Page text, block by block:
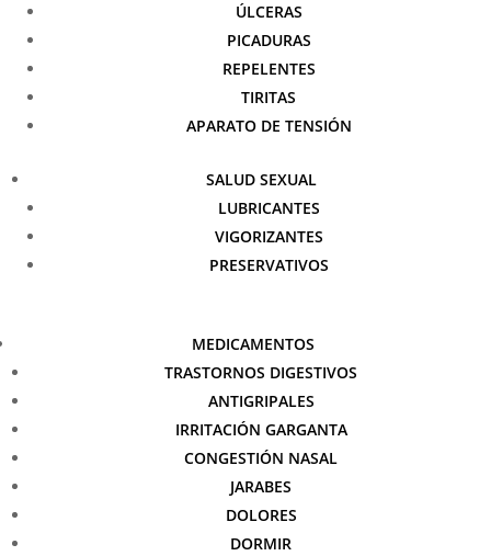
ÚLCERAS
PICADURAS
REPELENTES
TIRITAS
APARATO DE TENSIÓN
SALUD SEXUAL
LUBRICANTES
VIGORIZANTES
PRESERVATIVOS
MEDICAMENTOS
TRASTORNOS DIGESTIVOS
ANTIGRIPALES
IRRITACIÓN GARGANTA
CONGESTIÓN NASAL
JARABES
DOLORES
DORMIR